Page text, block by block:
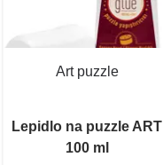
Art puzzle
Lepidlo na puzzle ART
100 ml